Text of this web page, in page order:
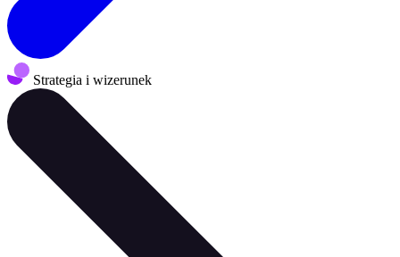
Strategia i wizerunek